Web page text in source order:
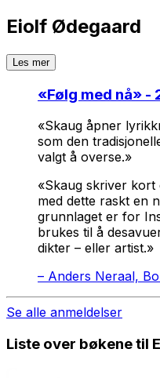
Eiolf Ødegaard
Les mer
«Følg med nå» -
«Skaug åpner
som den
valgt å overse.»
«Skaug skriver
med dette raskt en
grunnlaget er for
brukes til å
dikter – eller artist.»
– Anders Neraal,
Se alle anmeldelser
Liste over bøkene til